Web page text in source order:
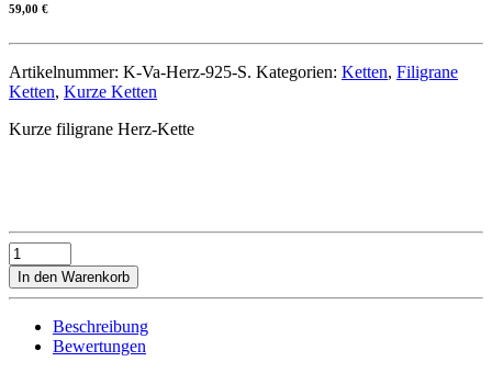
59,00 €
Artikelnummer: K-Va-Herz-925-S. Kategorien: Ketten, Filigrane
Ketten, Kurze Ketten
Kurze filigrane Herz-Kette
Kette
Little
Heart
In den Warenkorb
Beschreibung
Bewertungen